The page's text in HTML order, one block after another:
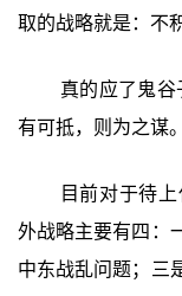
取的战略就是：不
真的应了鬼谷
有可抵，则为之谋
目前对于待
外战略主要有四：
中东战乱问题；三